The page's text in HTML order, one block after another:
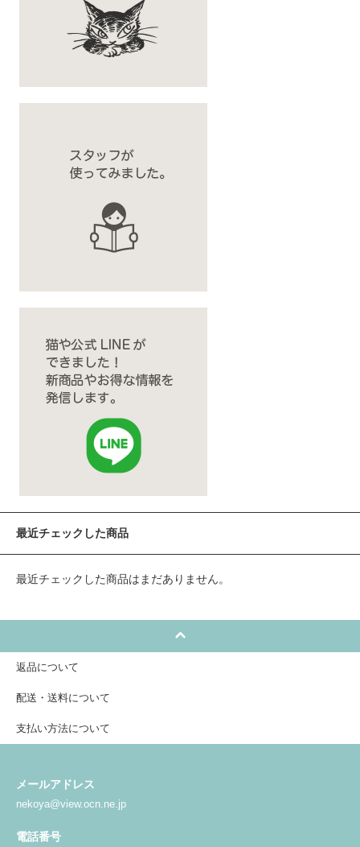
最近チェックした商品
最近チェックした商品はまだありません。
返品について
配送・送料について
支払い方法について
メールアドレス
nekoya@view.ocn.ne.jp
電話番号